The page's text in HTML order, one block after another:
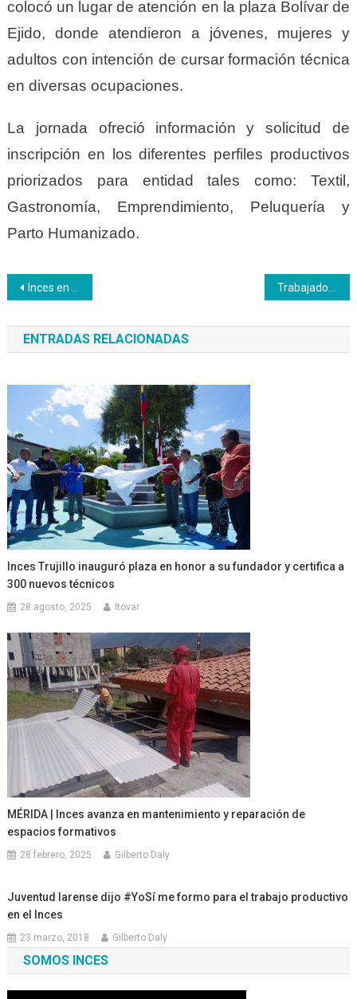
colocó un lugar de atención en la plaza Bolívar de
Ejido, donde atendieron a jóvenes, mujeres y
adultos con intención de cursar formación técnica
en diversas ocupaciones.
La jornada ofreció información y solicitud de
inscripción en los diferentes perfiles productivos
priorizados para entidad tales como: Textil,
Gastronomía, Emprendimiento, Peluquería y
Parto Humanizado.
Navegación
de
entradas
Inces en Falcón da a conocer Sistema HACER a instituciones de la Costa Oriental
ENTRADAS RELACIONADAS
Inces Trujillo inauguró plaza en honor a su fundador y certifica a
300 nuevos técnicos
28 agosto, 2025 ltovar
MÉRIDA | Inces avanza en mantenimiento y reparación de
espacios formativos
28 febrero, 2025 Gilberto Daly
Juventud larense dijo #YoSí me formo para el trabajo productivo
en el Inces
23 marzo, 2018 Gilberto Daly
SOMOS INCES